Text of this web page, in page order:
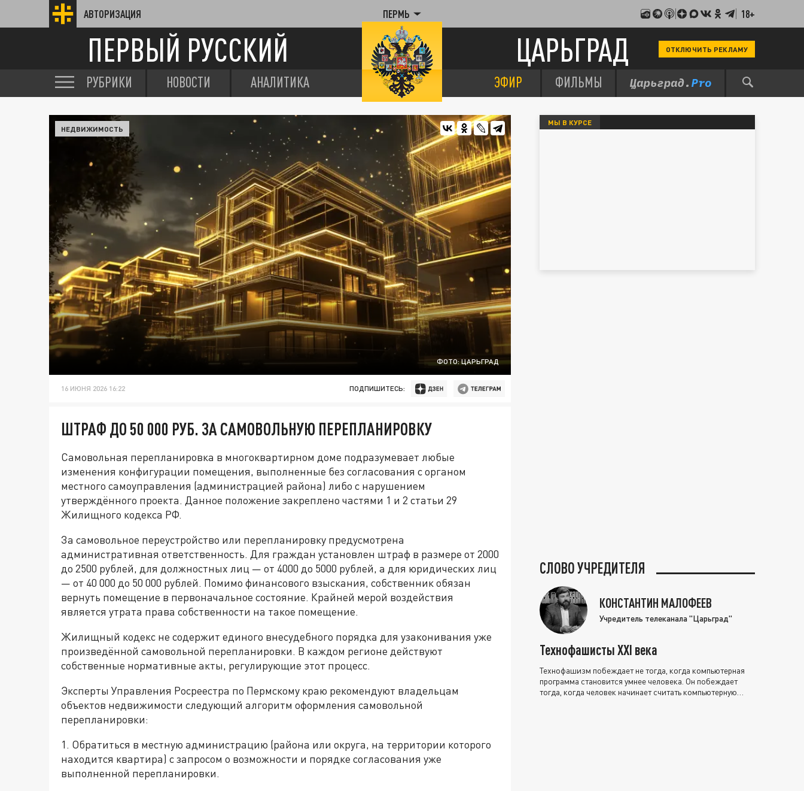
АВТОРИЗАЦИЯ ПЕРМЬ 18+
ПЕРВЫЙ РУССКИЙ ЦАРЬГРАД ОТКЛЮЧИТЬ РЕКЛАМУ
РУБРИКИ НОВОСТИ АНАЛИТИКА ЭФИР ФИЛЬМЫ
ФОТО: ЦАРЬГРАД
НЕДВИЖИМОСТЬ
16 ИЮНЯ 2026 16:22 ПОДПИШИТЕСЬ:
ШТРАФ ДО 50 000 РУБ. ЗА САМОВОЛЬНУЮ ПЕРЕПЛАНИРОВКУ
Самовольная перепланировка в многоквартирном доме подразумевает любые
изменения конфигурации помещения, выполненные без согласования с органом
местного самоуправления (администрацией района) либо с нарушением
утверждённого проекта. Данное положение закреплено частями 1 и 2 статьи 29
Жилищного кодекса РФ.
За самовольное переустройство или перепланировку предусмотрена
административная ответственность. Для граждан установлен штраф в размере от 2000
до 2500 рублей, для должностных лиц — от 4000 до 5000 рублей, а для юридических лиц
— от 40 000 до 50 000 рублей. Помимо финансового взыскания, собственник обязан
вернуть помещение в первоначальное состояние. Крайней мерой воздействия
является утрата права собственности на такое помещение.
Жилищный кодекс не содержит единого внесудебного порядка для узаконивания уже
произведённой самовольной перепланировки. В каждом регионе действуют
собственные нормативные акты, регулирующие этот процесс.
Эксперты Управления Росреестра по Пермскому краю рекомендуют владельцам
объектов недвижимости следующий алгоритм оформления самовольной
перепланировки:
1. Обратиться в местную администрацию (района или округа, на территории которого
находится квартира) с запросом о возможности и порядке согласования уже
выполненной перепланировки.
МЫ В КУРСЕ
СЛОВО УЧРЕДИТЕЛЯ
КОНСТАНТИН МАЛОФЕЕВ
Учредитель телеканала "Царьград"
Технофашисты XXI века
Технофашизм побеждает не тогда, когда компьютерная
программа становится умнее человека. Он побеждает
тогда, когда человек начинает считать компьютерную